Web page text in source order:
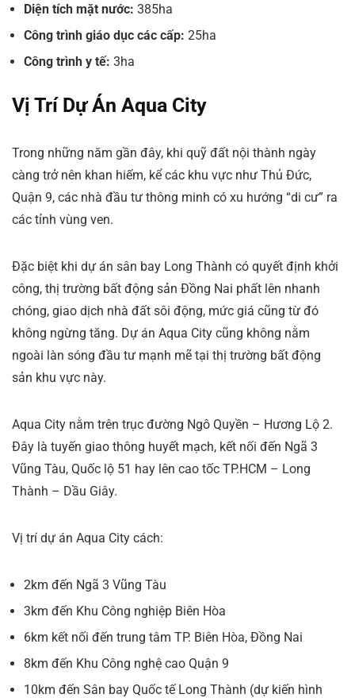
Diện tích mặt nước: 385ha
Công trình giáo dục các cấp: 25ha
Công trình y tế: 3ha
Vị Trí Dự Án Aqua City
Trong những năm gần đây, khi quỹ đất nội thành ngày
càng trở nên khan hiếm, kể các khu vực như Thủ Đức,
Quận 9, các nhà đầu tư thông minh có xu hướng “di cư” ra
các tỉnh vùng ven.
Đặc biệt khi dự án sân bay Long Thành có quyết định khởi
công, thị trường bất động sản Đồng Nai phất lên nhanh
chóng, giao dịch nhà đất sôi động, mức giá cũng từ đó
không ngừng tăng. Dự án Aqua City cũng không nằm
ngoài làn sóng đầu tư mạnh mẽ tại thị trường bất động
sản khu vực này.
Aqua City nằm trên trục đường Ngô Quyền – Hương Lộ 2.
Đây là tuyến giao thông huyết mạch, kết nối đến Ngã 3
Vũng Tàu, Quốc lộ 51 hay lên cao tốc TP.HCM – Long
Thành – Dầu Giây.
Vị trí dự án Aqua City cách:
2km đến Ngã 3 Vũng Tàu
3km đến Khu Công nghiệp Biên Hòa
6km kết nối đến trung tâm TP. Biên Hòa, Đồng Nai
8km đến Khu Công nghệ cao Quận 9
10km đến Sân bay Quốc tế Long Thành (dự kiến hình